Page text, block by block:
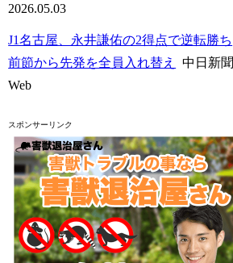
2026.05.03
J1名古屋、永井謙佑の2得点で逆転勝ち
前節から先発を全員入れ替え
中日新聞
Web
スポンサーリンク